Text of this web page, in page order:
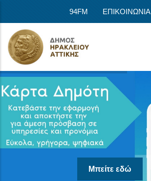
94FM ΕΠΙΚΟΙΝΩΝΙΑ
Μπείτε εδώ